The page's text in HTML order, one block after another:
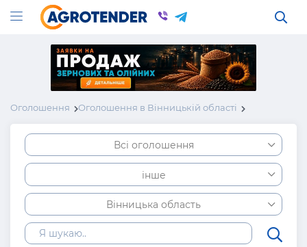
Оголошення Оголошення в Вінницькій області
Всі оголошення
інше
Вінницька область